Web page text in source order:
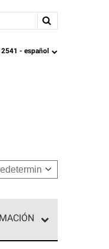
language
- español